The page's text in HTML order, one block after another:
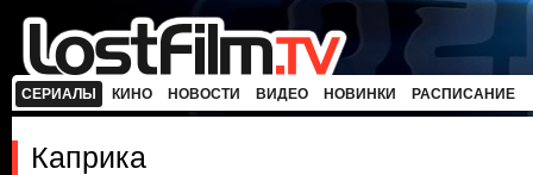
СЕРИАЛЫ КИНО НОВОСТИ ВИДЕО НОВИНКИ РАСПИСАНИЕ
Каприка